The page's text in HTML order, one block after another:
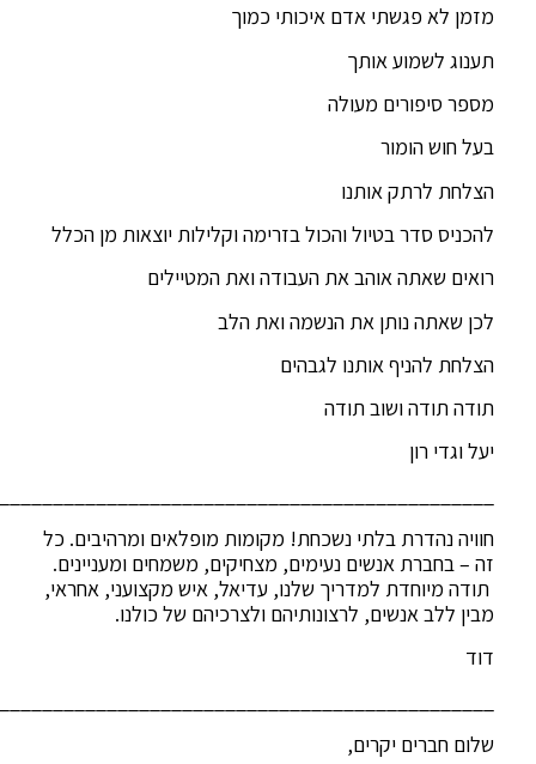
מזמן לא פגשתי אדם איכותי כמוך
תענוג לשמוע אותך
מספר סיפורים מעולה
בעל חוש הומור
הצלחת לרתק אותנו
להכניס סדר בטיול והכול בזרימה וקלילות יוצאות מן הכלל
רואים שאתה אוהב את העבודה ואת המטיילים
לכן שאתה נותן את הנשמה ואת הלב
הצלחת להניף אותנו לגבהים
תודה תודה ושוב תודה
יעל וגדי רון
חוויה נהדרת בלתי נשכחת! מקומות מופלאים ומרהיבים. כל
זה – בחברת אנשים נעימים, מצחיקים, משמחים ומעניינים.
תודה מיוחדת למדריך שלנו, עדיאל, איש מקצועני, אחראי,
מבין ללב אנשים, לרצונותיהם ולצרכיהם של כולנו.
דוד
שלום חברים יקרים,